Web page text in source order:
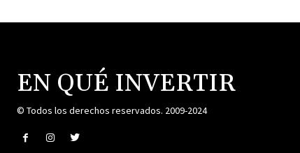
EN QUÉ INVERTIR
© Todos los derechos reservados. 2009-2024